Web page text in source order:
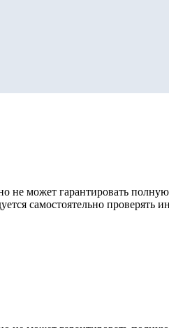
может гарантировать
самостоятельно